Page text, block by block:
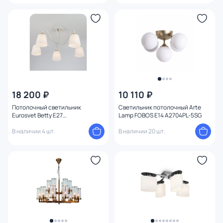
18 200 ₽
Потолочный светильник
Eurosvet Betty E27
В наличии 4 шт.
10 110 ₽
Светильник потолочный Arte
Lamp FOBOS E14 A2704PL-5SG
В наличии 20 шт.